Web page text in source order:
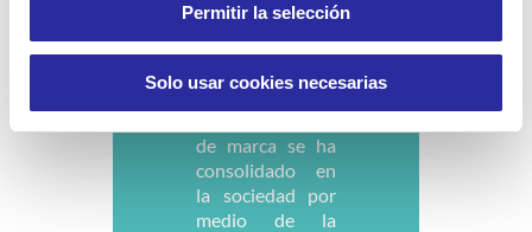
Permitir la selección
Solo usar cookies necesarias
el compromiso,
la proximidad y
la dignidad.
Nuestro
de marca se ha
consolidado en
la sociedad por
medio de la